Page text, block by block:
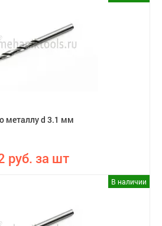
металлу d 3.1 мм
руб. за шт
В наличии